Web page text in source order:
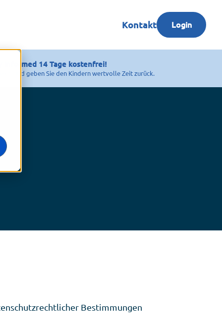
Kontakt Login
Bestimmungen
Informed 14 Tage kostenfrei!
und geben Sie den Kindern wertvolle Zeit zurück.